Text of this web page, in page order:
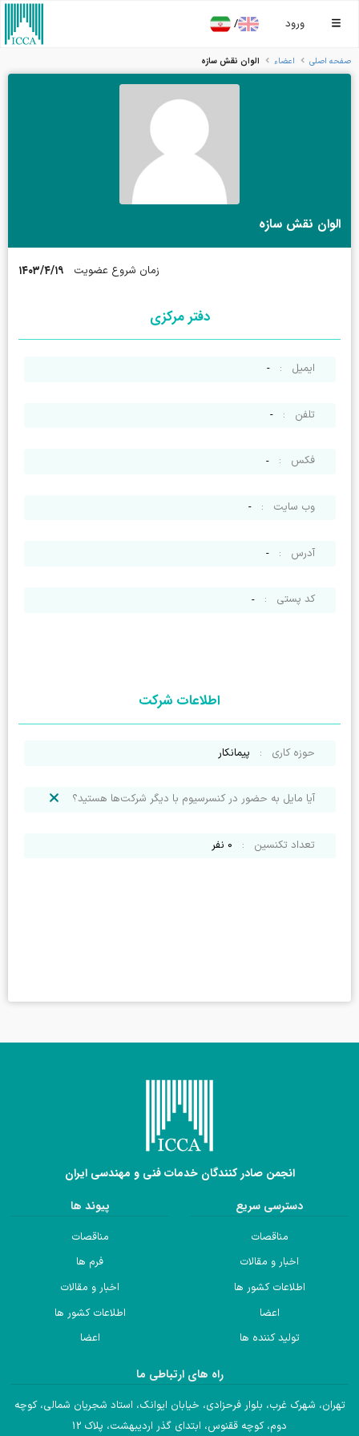
ورود /
صفحه اصلی اعضاء الوان نقش سازه
الوان نقش سازه
زمان شروع عضویت ۱۴۰۳/۴/۱۹
دفتر مرکزی
ایمیل :
-
تلفن :
-
فکس :
-
وب سایت :
-
آدرس :
-
کد پستی :
-
اطلاعات شرکت
حوزه کاری : پیمانکار
آیا مایل به حضور در کنسرسیوم با دیگر شرکت‌ها هستید؟
تعداد تکنسین :
0 نفر
انجمن صادر کنندگان خدمات فنی و مهندسی ایران
دسترسی سریع
مناقصات
اخبار و مقالات
اطلاعات کشور ها
اعضا
تولید کننده ها
پیوند ها
مناقصات
فرم ها
اخبار و مقالات
اطلاعات کشور ها
اعضا
راه های ارتباطی ما
تهران، شهرک غرب، بلوار فرحزادی، خیابان ایوانک، استاد شجریان شمالی، کوچه
دوم، کوچه ققنوس، ابتدای گذر اردیبهشت، پلاک 12